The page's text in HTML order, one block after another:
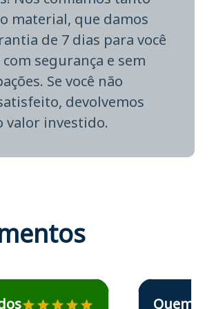
material, que damos
de 7 dias para você
segurança e sem
Se você não
devolvemos
valor investido.
recomenda o Aprova Concursos emEstudante Elais
Quem